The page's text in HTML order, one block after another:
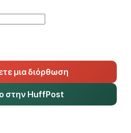
μια διόρθωση
στην HuffPost